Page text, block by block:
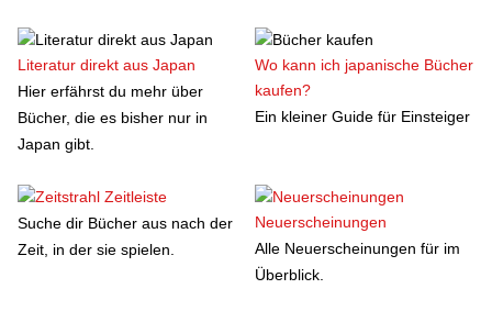
Literatur direkt aus Japan
Hier erfährst du mehr über
Bücher, die es bisher nur in
Japan gibt.
Wo kann ich japanische Bücher
kaufen?
Ein kleiner Guide für Einsteiger
Zeitleiste
Suche dir Bücher aus nach der
Zeit, in der sie spielen.
Neuerscheinungen
Alle Neuerscheinungen für im
Überblick.